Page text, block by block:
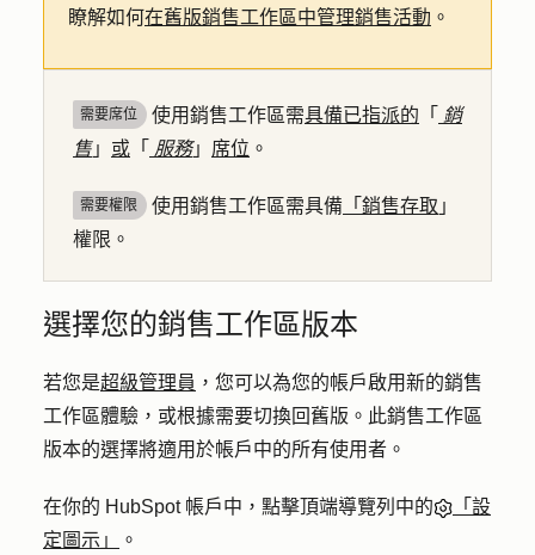
瞭解如何在舊版銷售工作區中管理銷售活動 。
需要席位 使用銷售工作區需具備已指派的 「 銷
售」 或 「 服務」 席位 。
需要權限 使用銷售工作區需具備 「銷售存取 」
權限。
選擇您的銷售工作區版本
若您是超級管理員 ，您可以為您的帳戶啟用新的銷售
工作區體驗，或根據需要切換回舊版。此銷售工作區
版本的選擇將適用於帳戶中的所有使用者。
在你的 HubSpot 帳戶中，點擊頂端導覽列中的
「設
定圖示」
。